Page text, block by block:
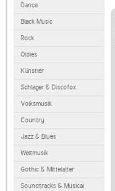
Dance
Black Music
Rock
Oldies
Künstler
Schlager & Discofox
Volksmusik
Country
Jazz & Blues
Weltmusik
Gothic & Mittelalter
Soundtracks & Musical